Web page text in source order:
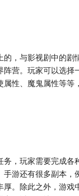
的，与影视剧中的剧
营。玩家可以选择
属性、魔鬼属性等等
务，玩家需要完成各
游还有很多副本，
厚。除此之外，游戏